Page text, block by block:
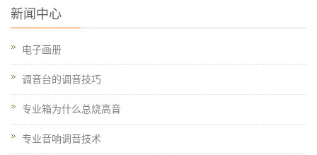
新闻中心
电子画册
调音台的调音技巧
专业箱为什么总烧高音
专业音响调音技术